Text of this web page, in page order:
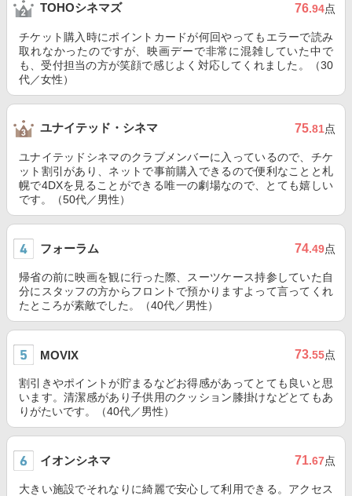
TOHOシネマズ 76.94点
チケット購入時にポイントカードが何回やってもエラーで読み
取れなかったのですが、映画デーで非常に混雑していた中で
も、受付担当の方が笑顔で感じよく対応してくれました。（30
代／女性）
ユナイテッド・シネマ 75.81点
ユナイテッドシネマのクラブメンバーに入っているので、チケ
ット割引があり、ネットで事前購入できるので便利なことと札
幌で4DXを見ることができる唯一の劇場なので、とても嬉しい
です。（50代／男性）
フォーラム 74.49点
帰省の前に映画を観に行った際、スーツケース持参していた自
分にスタッフの方からフロントで預かりますよって言ってくれ
たところが素敵でした。（40代／男性）
MOVIX 73.55点
割引きやポイントが貯まるなどお得感があってとても良いと思
います。清潔感があり子供用のクッション膝掛けなどとてもあ
りがたいです。（40代／男性）
イオンシネマ 71.67点
大きい施設でそれなりに綺麗で安心して利用できる。アクセス